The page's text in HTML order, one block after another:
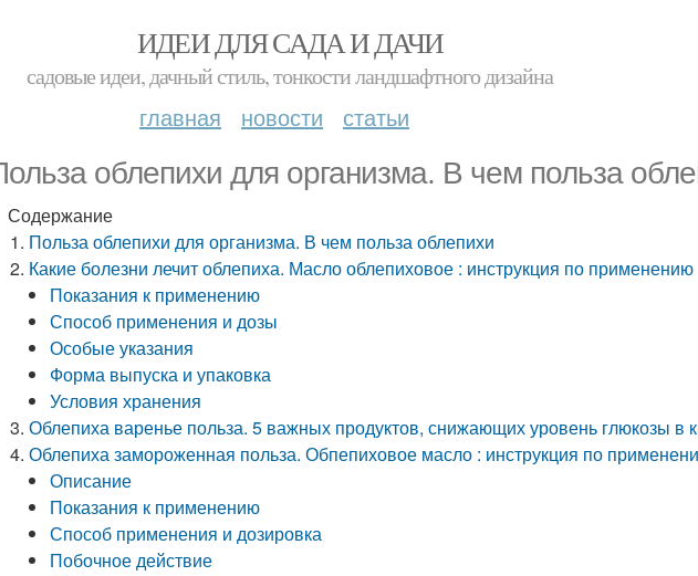
ИДЕИ ДЛЯ САДА И ДАЧИ
садовые идеи, дачный стиль, тонкости ландшафтного дизайна
главная новости статьи
облепихи для организма. В чем польза
Содержание
Польза облепихи для организма. В чем польза облепихи
Какие болезни лечит облепиха. Масло облепиховое : инструкция по применению
Показания к применению
Способ применения и дозы
Особые указания
Форма выпуска и упаковка
Условия хранения
Облепиха варенье польза. 5 важных продуктов, снижающих уровень глюкозы в
Облепиха замороженная польза. Обпепиховое масло : инструкция по
Описание
Показания к применению
Способ применения и дозировка
Побочное действие